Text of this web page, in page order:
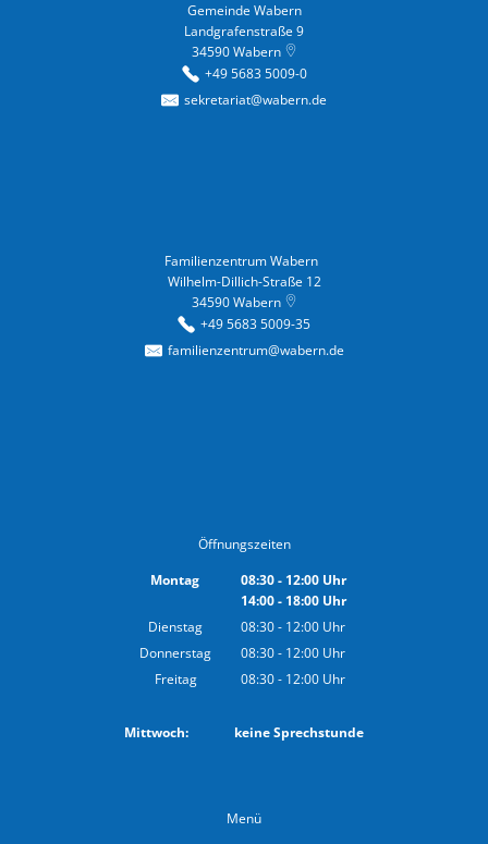
Gemeinde Wabern
Landgrafenstraße 9
34590 Wabern
+49 5683 5009-0
sekretariat@wabern.de
Familienzentrum Wabern
Wilhelm-Dillich-Straße 12
34590 Wabern
+49 5683 5009-35
familienzentrum@wabern.de
Öffnungszeiten
Montag
08:30- 12:00Uhr
Von 08:30 bis 12:00 Uhr
14:00- 18:00Uhr
Von 14:00 bis 18:00 Uhr
Dienstag 08:30- 12:00 Uhr
Von 08:30 bis 12:00 Uhr
Donnerstag 08:30- 12:00 Uhr
Von 08:30 bis 12:00 Uhr
Freitag 08:30- 12:00 Uhr
Mittwoch: keine Sprechstunde
Menü